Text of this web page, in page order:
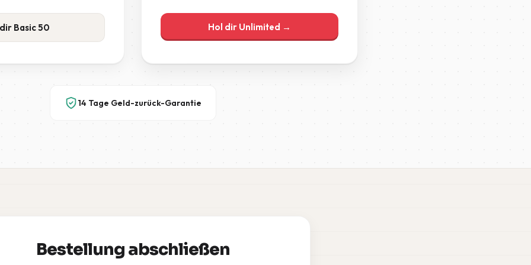
Basic 50 Hol dir Unlimited →
14 Tage Geld-zurück-Garantie
Bestellung abschließen